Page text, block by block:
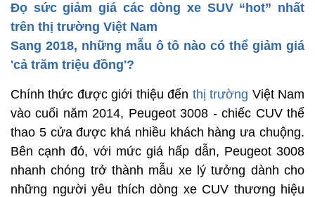
Đọ sức giảm giá các dòng xe SUV “hot” nhất
trên thị trường Việt Nam
Sang 2018, những mẫu ô tô nào có thể giảm giá
'cả trăm triệu đồng'?
Chính thức được giới thiệu đến thị trường Việt Nam
vào cuối năm 2014, Peugeot 3008 - chiếc CUV thể
thao 5 cửa được khá nhiều khách hàng ưa chuộng.
Bên cạnh đó, với mức giá hấp dẫn, Peugeot 3008
nhanh chóng trở thành mẫu xe lý tưởng dành cho
những người yêu thích dòng xe CUV thương hiệu